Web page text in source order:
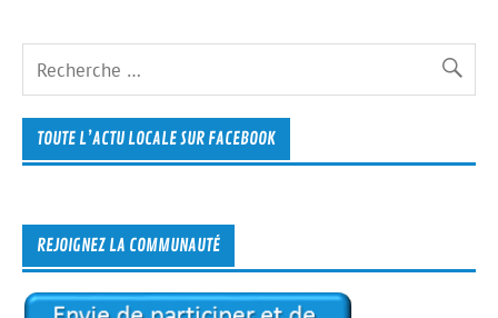
TOUTE L’ACTU LOCALE SUR FACEBOOK
REJOIGNEZ LA COMMUNAUTÉ